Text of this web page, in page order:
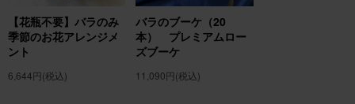
【花瓶不要】バラのみ
季節のお花アレンジメ
ント
6,644円(税込)
バラのブーケ（20
本） プレミアムロー
ズブーケ
11,090円(税込)